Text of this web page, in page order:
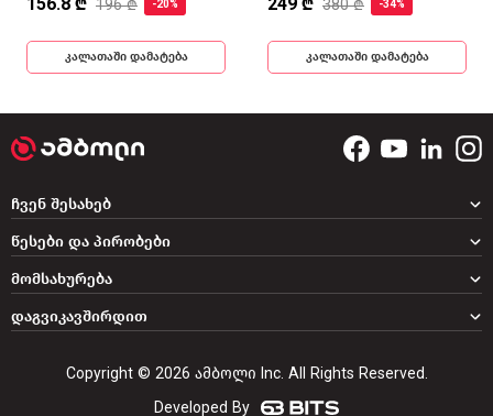
196 ₾ -20%
კალათაში დამატება
380 ₾ -34%
კალათაში დამატება
დაგვიკავშირდით
ჩვენ შესახებ
წესები და პირობები
მომსახურება
Copyright © 2026 ამბოლი Inc. All Rights Reserved.
Developed By